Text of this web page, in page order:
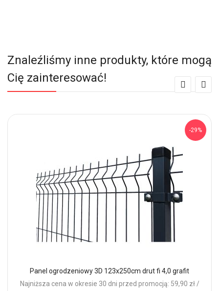
Znaleźliśmy inne produkty, które mogą
Cię zainteresować!
-29%
Panel ogrodzeniowy 3D 123x250cm drut fi 4,0 grafit
Najniższa cena w okresie 30 dni przed promocją: 59,90 zł /